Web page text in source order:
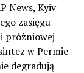
News, Kyiv
zasięgu
próżniowej
w Permie
degradują